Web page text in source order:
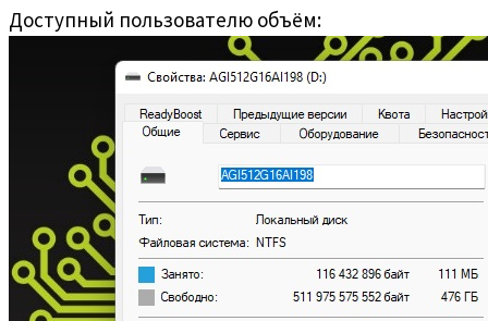
Доступный пользователю объём: